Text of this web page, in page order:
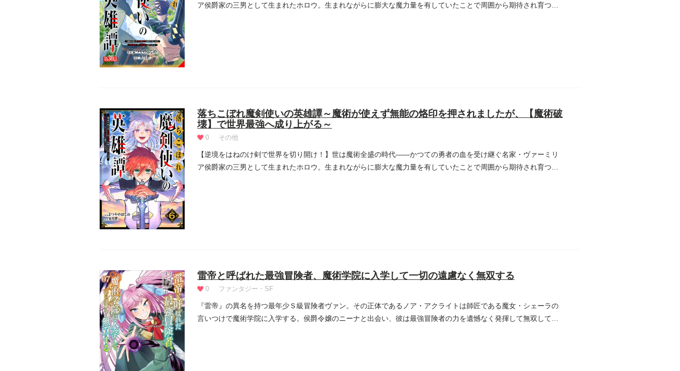
ア侯爵家の三男として生まれたホロウ。生まれながらに膨大な魔力量を有していたことで周囲から期待され育つ
落ちこぼれ魔剣使いの英雄譚～魔術が使えず無能の烙印を押されましたが、【魔術破
壊】で世界最強へ成り上がる～
0 その他
【逆境をはねのけ剣で世界を切り開け！】世は魔術全盛の時代――かつての勇者の血を受け継ぐ名家・ヴァーミリ
ア侯爵家の三男として生まれたホロウ。生まれながらに膨大な魔力量を有していたことで周囲から期待され育つ
雷帝と呼ばれた最強冒険者、魔術学院に入学して一切の遠慮なく無双する
0 ファンタジー・SF
『雷帝』の異名を持つ最年少Ｓ級冒険者ヴァン。その正体であるノア・アクライトは師匠である魔女・シェーラの
言いつけで魔術学院に入学する。侯爵令嬢のニーナと出会い、彼は最強冒険者の力を遺憾なく発揮して無双してい